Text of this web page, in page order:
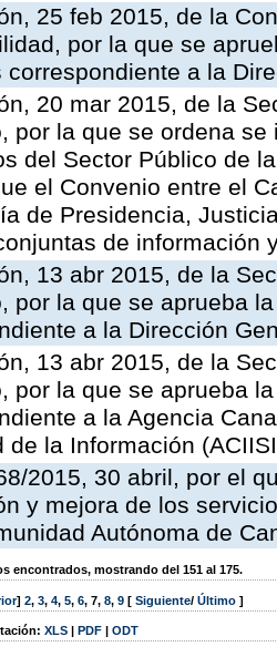
25 feb 2015, de la
por la que se
correspondiente a la
20 mar 2015, de la
por la que se ordena
del Sector Público de
el Convenio entre el
de Presidencia,
de información
13 abr 2015, de la
por la que se aprueba
a la Dirección
13 abr 2015, de la
por la que se aprueba
a la Agencia
de la Información
2015, 30 abril, por el
y mejora de los
Autónoma de
encontrados, mostrando del 151 al 175.
] 2, 3, 4, 5, 6, 7, 8, 9 [ Siguiente/ Último ]
XLS | PDF | ODT